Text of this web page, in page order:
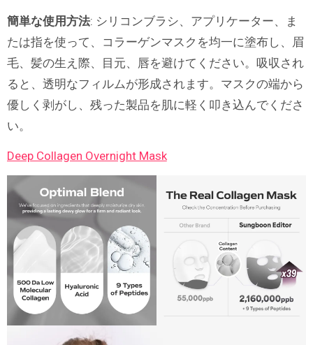
簡単な使用方法: シリコンブラシ、アプリケーター、ま
たは指を使って、コラーゲンマスクを均一に塗布し、眉
毛、髪の生え際、目元、唇を避けてください。吸収され
ると、透明なフィルムが形成されます。マスクの端から
優しく剥がし、残った製品を肌に軽く叩き込んでくださ
い。
Deep Collagen Overnight Mask